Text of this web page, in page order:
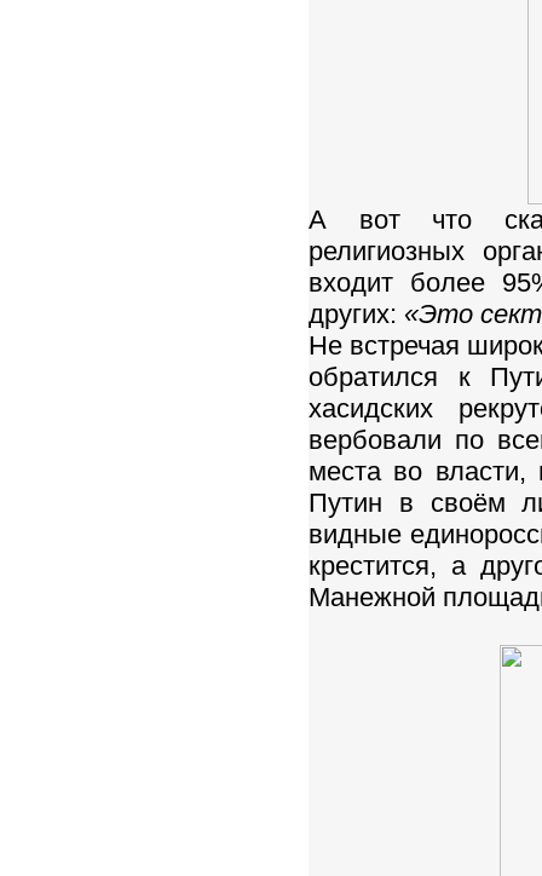
А вот что
религиозных
входит более
других: «Это
Не встречая
обратился к
хасидских
вербовали по
места во власти,
Путин в своём
видные
крестится, а
Манежной